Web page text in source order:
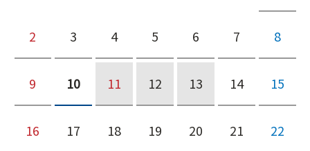
2 3 4 5 6 7 8
9 10 11 12 13 14 15
16 17 18 19 20 21 22